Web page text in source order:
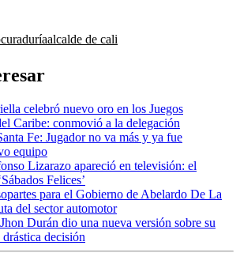
alcalde de cali
celebró nuevo oro en los Juegos
Caribe: conmovió a la delegación
Fe: Jugador no va más y ya fue
equipo
Lizarazo apareció en televisión: el
Felices’
para el Gobierno de Abelardo De La
del sector automotor
Durán dio una nueva versión sobre su
decisión